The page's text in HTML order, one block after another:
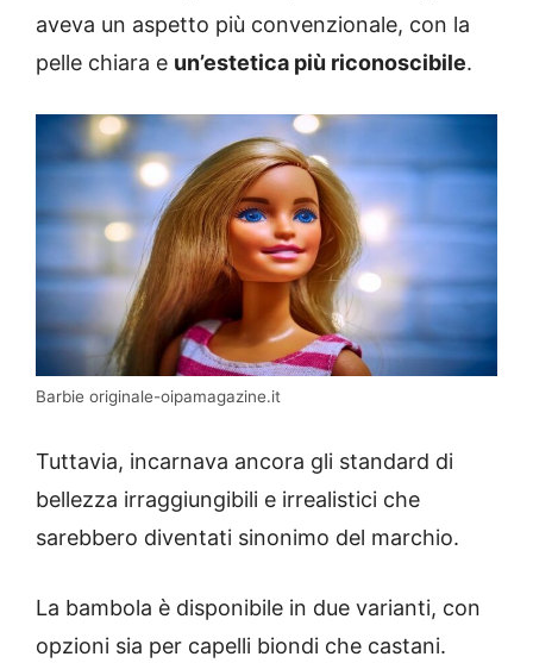
aveva un aspetto più convenzionale, con la
pelle chiara e un’estetica più riconoscibile.
Barbie originale-oipamagazine.it
Tuttavia, incarnava ancora gli standard di
bellezza irraggiungibili e irrealistici che
sarebbero diventati sinonimo del marchio.
La bambola è disponibile in due varianti, con
opzioni sia per capelli biondi che castani.